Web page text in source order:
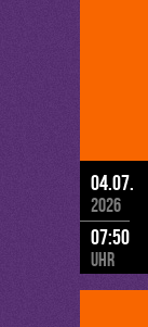
04.07.
2026
07:50
Uhr